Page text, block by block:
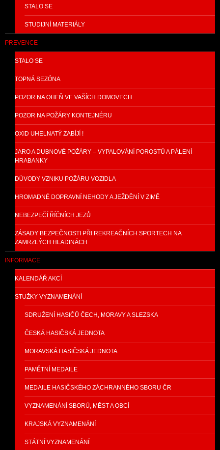
STALO SE
STUDIJNÍ MATERIÁLY
PREVENCE
STALO SE
TOPNÁ SEZÓNA
POZOR NA OHEŇ VE VAŠÍCH DOMOVECH
POZOR NA POŽÁRY KONTEJNÉRU
OXID UHELNATÝ ZABÍJÍ !
JARO A DUBNOVÉ POŽÁRY – VYPALOVÁNÍ POROSTŮ A PÁLENÍ
HRABANKY
DŮVODY VZNIKU POŽÁRU VOZIDLA
HROMADNÉ DOPRAVNÍ NEHODY A JEŽDĚNÍ V ZIMĚ
NEBEZPEČÍ ŘÍČNÍCH JEZŮ
ZÁSADY BEZPEČNOSTI PŘI REKREAČNÍCH SPORTECH NA
ZAMRZLÝCH HLADINÁCH
INFORMACE
KALENDÁŘ AKCÍ
STUŽKY VYZNAMENÁNÍ
SDRUŽENÍ HASIČŮ ČECH, MORAVY A SLEZSKA
ČESKÁ HASIČSKÁ JEDNOTA
MORAVSKÁ HASIČSKÁ JEDNOTA
PAMĚTNÍ MEDAILE
MEDAILE HASIČSKÉHO ZÁCHRANNÉHO SBORU ČR
VYZNAMENÁNÍ SBORŮ, MĚST A OBCÍ
KRAJSKÁ VYZNAMENÁNÍ
STÁTNÍ VYZNAMENÁNÍ